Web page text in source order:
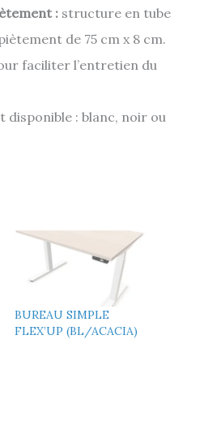
: structure en tube
de 75 cm x 8 cm.
faciliter l’entretien du
disponible : blanc, noir ou
BUREAU SIMPLE
FLEX’UP (BL/ACACIA)